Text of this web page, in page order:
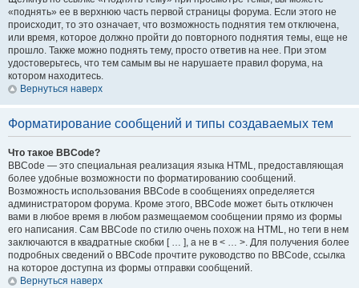
«поднять» ее в верхнюю часть первой страницы форума. Если этого не
происходит, то это означает, что возможность поднятия тем отключена,
или время, которое должно пройти до повторного поднятия темы, еще не
прошло. Также можно поднять тему, просто ответив на нее. При этом
удостоверьтесь, что тем самым вы не нарушаете правил форума, на
котором находитесь.
Вернуться наверх
Форматирование сообщений и типы создаваемых тем
Что такое BBCode?
BBCode — это специальная реализация языка HTML, предоставляющая
более удобные возможности по форматированию сообщений.
Возможность использования BBCode в сообщениях определяется
администратором форума. Кроме этого, BBCode может быть отключен
вами в любое время в любом размещаемом сообщении прямо из формы
его написания. Сам BBCode по стилю очень похож на HTML, но теги в нем
заключаются в квадратные скобки [ … ], а не в < … >. Для получения более
подробных сведений о BBCode прочтите руководство по BBCode, ссылка
на которое доступна из формы отправки сообщений.
Вернуться наверх